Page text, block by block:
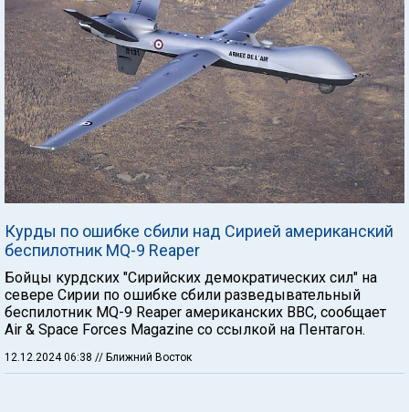
Курды по ошибке сбили над Сирией американский
беспилотник MQ-9 Reaper
Бойцы курдских "Сирийских демократических сил" на
севере Сирии по ошибке сбили разведывательный
беспилотник MQ-9 Reaper американских ВВС, сообщает
Air & Space Forces Magazine со ссылкой на Пентагон.
12.12.2024 06:38 // Ближний Восток